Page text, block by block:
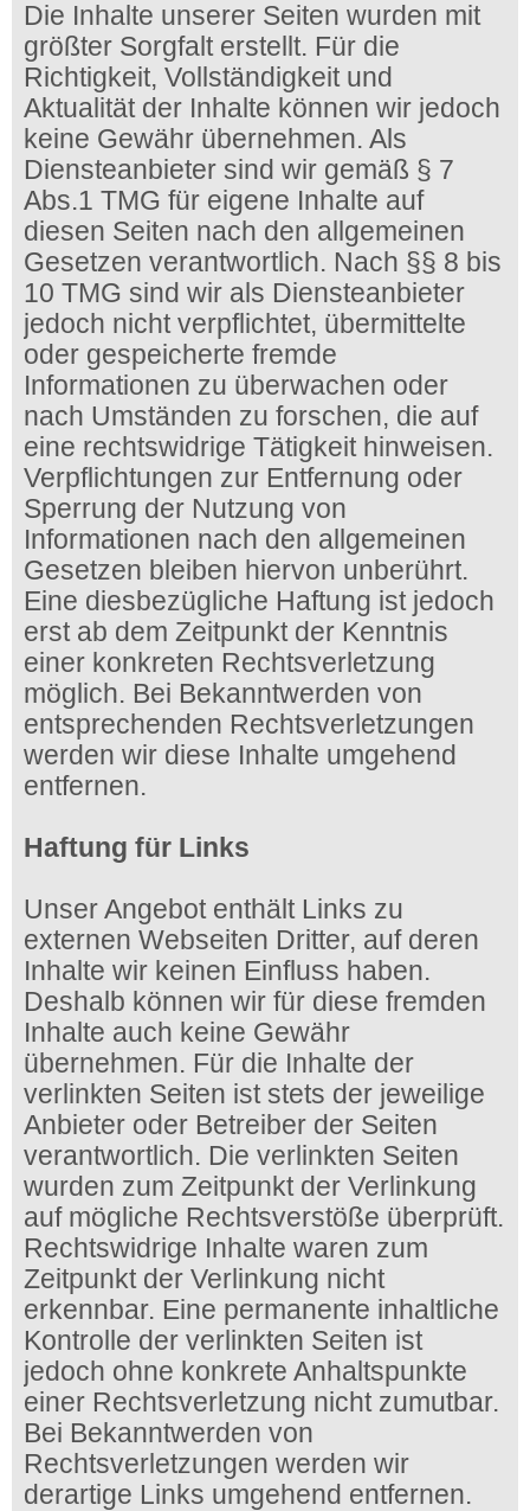
Die Inhalte unserer Seiten wurden mit
größter Sorgfalt erstellt. Für die
Richtigkeit, Vollständigkeit und
Aktualität der Inhalte können wir jedoch
keine Gewähr übernehmen. Als
Diensteanbieter sind wir gemäß § 7
Abs.1 TMG für eigene Inhalte auf
diesen Seiten nach den allgemeinen
Gesetzen verantwortlich. Nach §§ 8 bis
10 TMG sind wir als Diensteanbieter
jedoch nicht verpflichtet, übermittelte
oder gespeicherte fremde
Informationen zu überwachen oder
nach Umständen zu forschen, die auf
eine rechtswidrige Tätigkeit hinweisen.
Verpflichtungen zur Entfernung oder
Sperrung der Nutzung von
Informationen nach den allgemeinen
Gesetzen bleiben hiervon unberührt.
Eine diesbezügliche Haftung ist jedoch
erst ab dem Zeitpunkt der Kenntnis
einer konkreten Rechtsverletzung
möglich. Bei Bekanntwerden von
entsprechenden Rechtsverletzungen
werden wir diese Inhalte umgehend
entfernen.
Haftung für Links
Unser Angebot enthält Links zu
externen Webseiten Dritter, auf deren
Inhalte wir keinen Einfluss haben.
Deshalb können wir für diese fremden
Inhalte auch keine Gewähr
übernehmen. Für die Inhalte der
verlinkten Seiten ist stets der jeweilige
Anbieter oder Betreiber der Seiten
verantwortlich. Die verlinkten Seiten
wurden zum Zeitpunkt der Verlinkung
auf mögliche Rechtsverstöße überprüft.
Rechtswidrige Inhalte waren zum
Zeitpunkt der Verlinkung nicht
erkennbar. Eine permanente inhaltliche
Kontrolle der verlinkten Seiten ist
jedoch ohne konkrete Anhaltspunkte
einer Rechtsverletzung nicht zumutbar.
Bei Bekanntwerden von
Rechtsverletzungen werden wir
derartige Links umgehend entfernen.